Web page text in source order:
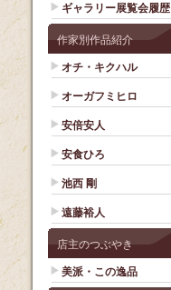
ギャラリー展覧会履歴
作家別作品紹介
オチ・キクハル
オーガフミヒロ
安倍安人
安食ひろ
池西 剛
遠藤裕人
店主のつぶやき
美派・この逸品